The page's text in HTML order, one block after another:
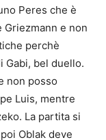
Peres che è
e non
perchè
Gabi, bel duello.
non posso
Luis, mentre
La partita si
Oblak deve